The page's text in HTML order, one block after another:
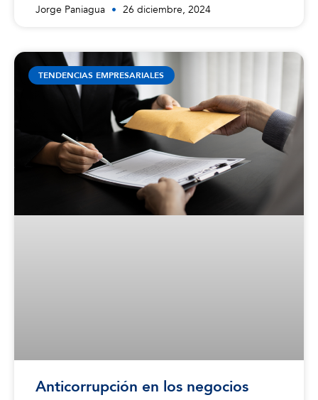
Jorge Paniagua 26 diciembre, 2024
TENDENCIAS EMPRESARIALES
Anticorrupción en los negocios